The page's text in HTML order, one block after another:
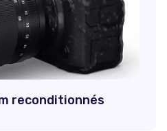
reconditionnés